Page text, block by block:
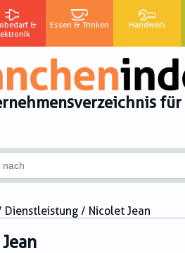
&
Essen & Trinken Handwerk
für
Dienstleistung / Nicolet Jean